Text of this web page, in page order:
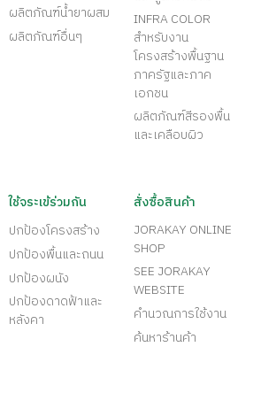
ผลิตภัณฑ์น้ำยาผสม
ผลิตภัณฑ์อื่นๆ
INFRA COLOR
สำหรับงาน
โครงสร้างพื้นฐาน
ภาครัฐและภาค
เอกชน
ผลิตภัณฑ์สีรองพื้น
และเคลือบผิว
ใช้จระเข้ร่วมกัน
ปกป้องโครงสร้าง
ปกป้องพื้นและถนน
ปกป้องผนัง
ปกป้องดาดฟ้าและ
หลังคา
สั่งซื้อสินค้า
JORAKAY ONLINE
SHOP
SEE JORAKAY
WEBSITE
คำนวณการใช้งาน
ค้นหาร้านค้า